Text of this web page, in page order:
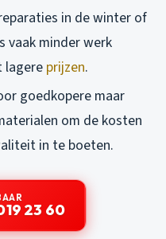
in de winter of
vaak minder werk
lagereprijzen.
goedkopere maar
om de kosten
in te boeten.
23 60